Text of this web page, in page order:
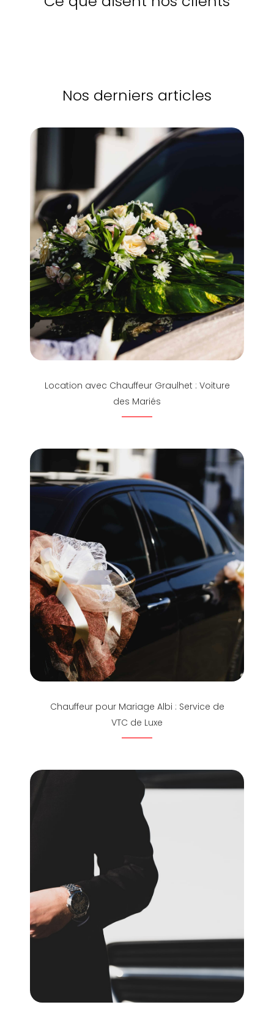
Nos derniers articles
Location avec Chauffeur Graulhet : Voiture
des Mariés
Chauffeur pour Mariage Albi : Service de
VTC de Luxe